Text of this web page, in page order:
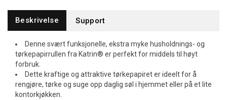
Beskrivelse Support
Denne svært funksjonelle, ekstra myke husholdnings- og
tørkepapirrullen fra Katrin® er perfekt for middels til høyt
forbruk.
Dette kraftige og attraktive tørkepapiret er ideelt for å
rengjøre, tørke og suge opp daglig søl i hjemmet eller på et lite
kontorkjøkken.